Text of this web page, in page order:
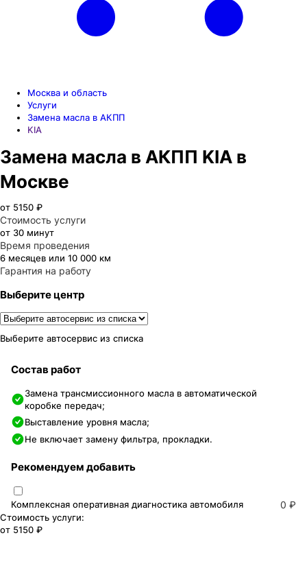
Москва и область
Услуги
Замена масла в АКПП
KIA
Замена масла в АКПП KIA в
Москве
от 5150 ₽
Стоимость услуги
от 30 минут
Время проведения
6 месяцев или 10 000 км
Гарантия на работу
Выберите центр
Выберите автосервис из списка
Состав работ
Замена трансмиссионного масла в автоматической
коробке передач;
Выставление уровня масла;
Не включает замену фильтра, прокладки.
Рекомендуем добавить
Комплексная оперативная диагностика автомобиля 0 ₽
Стоимость услуги:
от 5150 ₽